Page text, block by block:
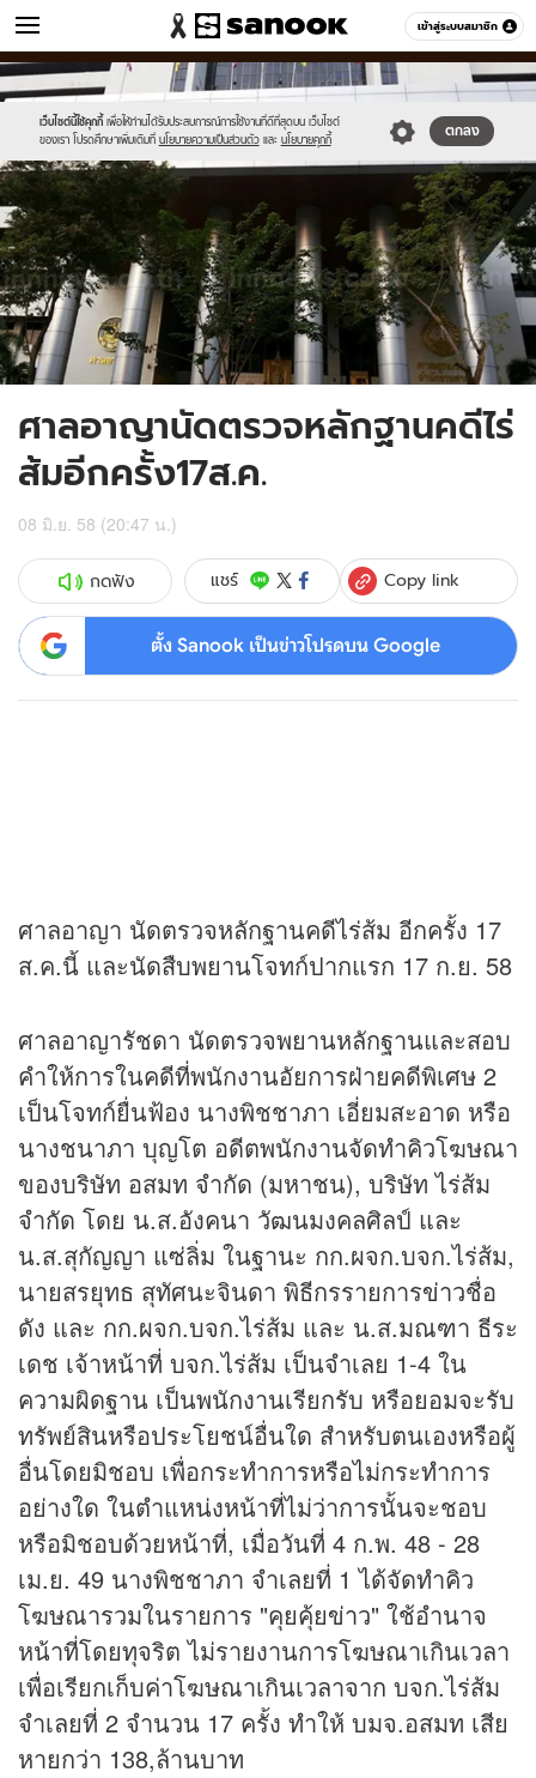
เข้าสู่ระบบสมาชิก
ข่าว หมวดอื่นๆ
เว็บไซต์นี้ใช้คุกกี้ เพื่อให้ท่านได้รับประสบการณ์การใช้งานที่ดีที่สุดบน เว็บไซต์
ของเรา โปรดศึกษาเพิ่มเติมที่ นโยบายความเป็นส่วนตัว และ นโยบายคุกกี้
ตกลง
Sanook
//s.isanook.com/sr/0/images/logo-
new-
sanook.png
600
60
//s.isanook.com/ns/0/ud/361/1809054/623564-
01.jpg
ศาลอาญานัดตรวจหลักฐานคดีไร่
ส้มอีกครั้ง17ส.ค.
08 มิ.ย. 58 (20:47 น.)
กดฟัง แชร์ Copy link
ตั้ง Sanook เป็นข่าวโปรดบน Google
ศาลอาญา นัดตรวจหลักฐานคดีไร่ส้ม อีกครั้ง 17
ส.ค.นี้ และนัดสืบพยานโจทก์ปากแรก 17 ก.ย. 58
ศาลอาญารัชดา นัดตรวจพยานหลักฐานและสอบ
คำให้การในคดีที่พนักงานอัยการฝ่ายคดีพิเศษ 2
เป็นโจทก์ยื่นฟ้อง นางพิชชาภา เอี่ยมสะอาด หรือ
นางชนาภา บุญโต อดีตพนักงานจัดทำคิวโฆษณา
ของบริษัท อสมท จำกัด (มหาชน), บริษัท ไร่ส้ม
จำกัด โดย น.ส.อังคนา วัฒนมงคลศิลป์ และ
น.ส.สุกัญญา แซ่ลิ่ม ในฐานะ กก.ผจก.บจก.ไร่ส้ม,
นายสรยุทธ สุทัศนะจินดา พิธีกรรายการข่าวชื่อ
ดัง และ กก.ผจก.บจก.ไร่ส้ม และ น.ส.มณฑา ธีระ
เดช เจ้าหน้าที่ บจก.ไร่ส้ม เป็นจำเลย 1-4 ใน
ความผิดฐาน เป็นพนักงานเรียกรับ หรือยอมจะรับ
ทรัพย์สินหรือประโยชน์อื่นใด สำหรับตนเองหรือผู้
อื่นโดยมิชอบ เพื่อกระทำการหรือไม่กระทำการ
อย่างใด ในตำแหน่งหน้าที่ไม่ว่าการนั้นจะชอบ
หรือมิชอบด้วยหน้าที่, เมื่อวันที่ 4 ก.พ. 48 - 28
เม.ย. 49 นางพิชชาภา จำเลยที่ 1 ได้จัดทำคิว
โฆษณารวมในรายการ "คุยคุ้ยข่าว" ใช้อำนาจ
หน้าที่โดยทุจริต ไม่รายงานการโฆษณาเกินเวลา
เพื่อเรียกเก็บค่าโฆษณาเกินเวลาจาก บจก.ไร่ส้ม
จำเลยที่ 2 จำนวน 17 ครั้ง ทำให้ บมจ.อสมท เสีย
หายกว่า 138,ล้านบาท